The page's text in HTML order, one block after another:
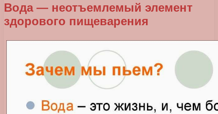
Вода — неотъемлемый элемент
здорового пищеварения